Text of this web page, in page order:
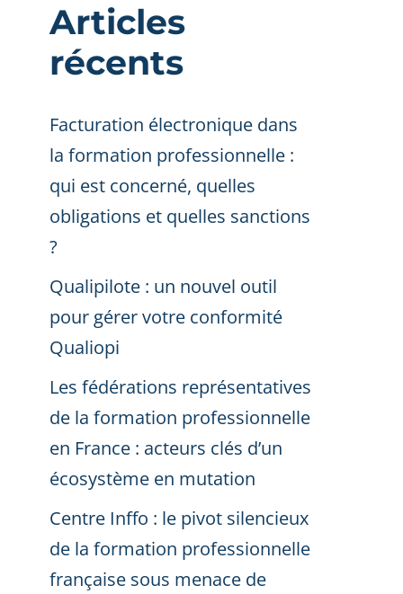
Articles
récents
Facturation électronique dans
la formation professionnelle :
qui est concerné, quelles
obligations et quelles sanctions
?
Qualipilote : un nouvel outil
pour gérer votre conformité
Qualiopi
Les fédérations représentatives
de la formation professionnelle
en France : acteurs clés d’un
écosystème en mutation
Centre Inffo : le pivot silencieux
de la formation professionnelle
française sous menace de